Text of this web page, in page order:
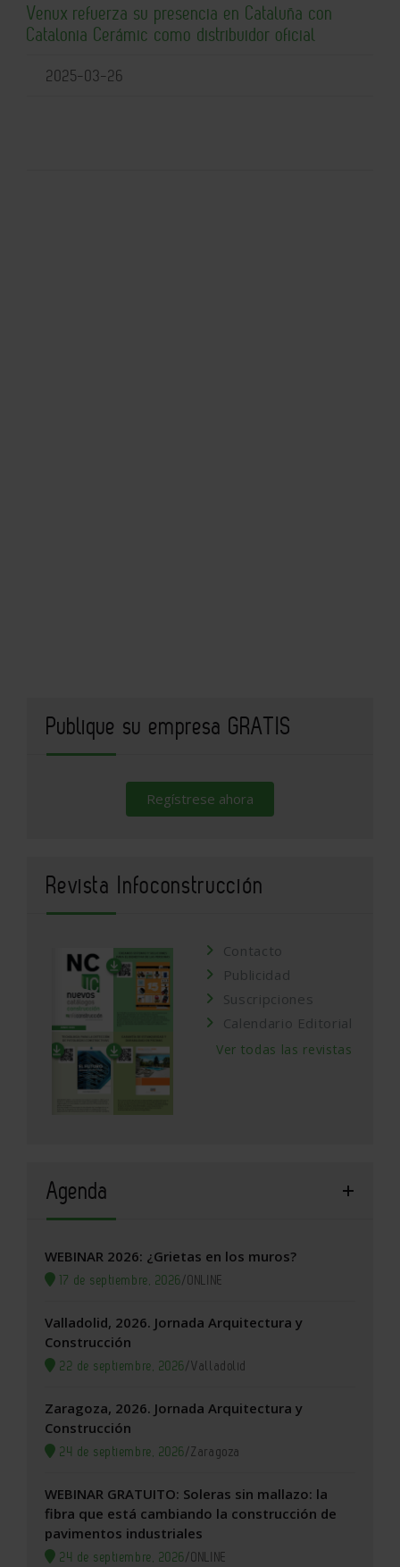
Venux refuerza su presencia en Cataluña con
Catalonia Cerámic como distribuidor oficial
2025-03-26
Publique su empresa GRATIS
Regístrese ahora
Revista Infoconstrucción
Contacto
Publicidad
Suscripciones
Calendario Editorial
Ver todas las revistas
Agenda
WEBINAR 2026: ¿Grietas en los muros?
17 de septiembre, 2026/ONLINE
Valladolid, 2026. Jornada Arquitectura y
Construcción
22 de septiembre, 2026/Valladolid
Zaragoza, 2026. Jornada Arquitectura y
Construcción
24 de septiembre, 2026/Zaragoza
WEBINAR GRATUITO: Soleras sin mallazo: la
fibra que está cambiando la construcción de
pavimentos industriales
24 de septiembre, 2026/ONLINE